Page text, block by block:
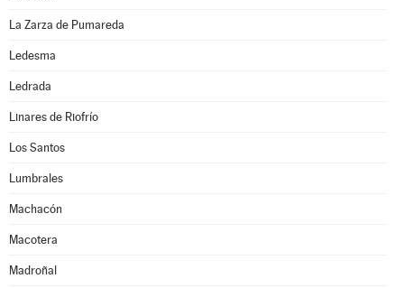
La Zarza de Pumareda
Ledesma
Ledrada
Linares de Riofrío
Los Santos
Lumbrales
Machacón
Macotera
Madroñal